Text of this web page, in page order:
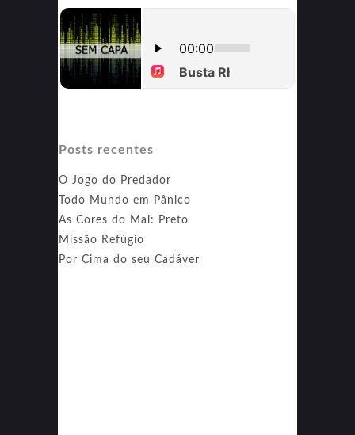
Posts recentes
O Jogo do Predador
Todo Mundo em Pânico
As Cores do Mal: Preto
Missão Refúgio
Por Cima do seu Cadáver